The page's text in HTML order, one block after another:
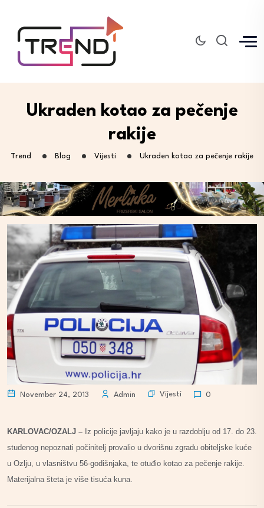
Ukraden kotao za pečenje
rakije
Trend Blog Vijesti Ukraden kotao za pečenje rakije
November 24, 2013 Admin Vijesti 0
KARLOVAC/OZALJ – Iz policije javljaju kako je u razdoblju od 17. do 23.
studenog nepoznati počinitelj provalio u dvorišnu zgradu obiteljske kuće
u Ozlju, u vlasništvu 56-godišnjaka, te otuđio kotao za pečenje rakije.
Materijalna šteta je više tisuća kuna.